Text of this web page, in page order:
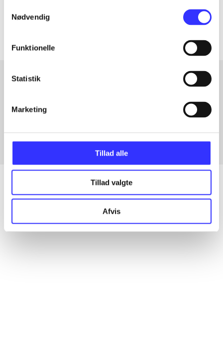
Nødvendig
Funktionelle
Statistik
Marketing
Tillad alle
Tillad valgte
Afvis
Artiklerne i
Fra
Alle registrerede artikler fordelt på udgivelser